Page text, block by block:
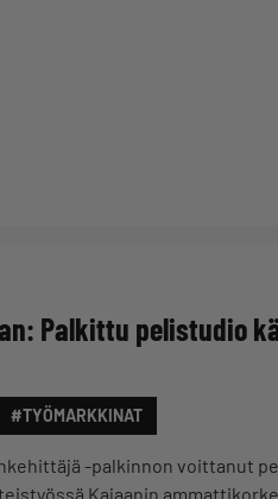
Palkittu pelistudio
#TYÖMARKKINAT
-palkinnon voittanut
Kajaanin